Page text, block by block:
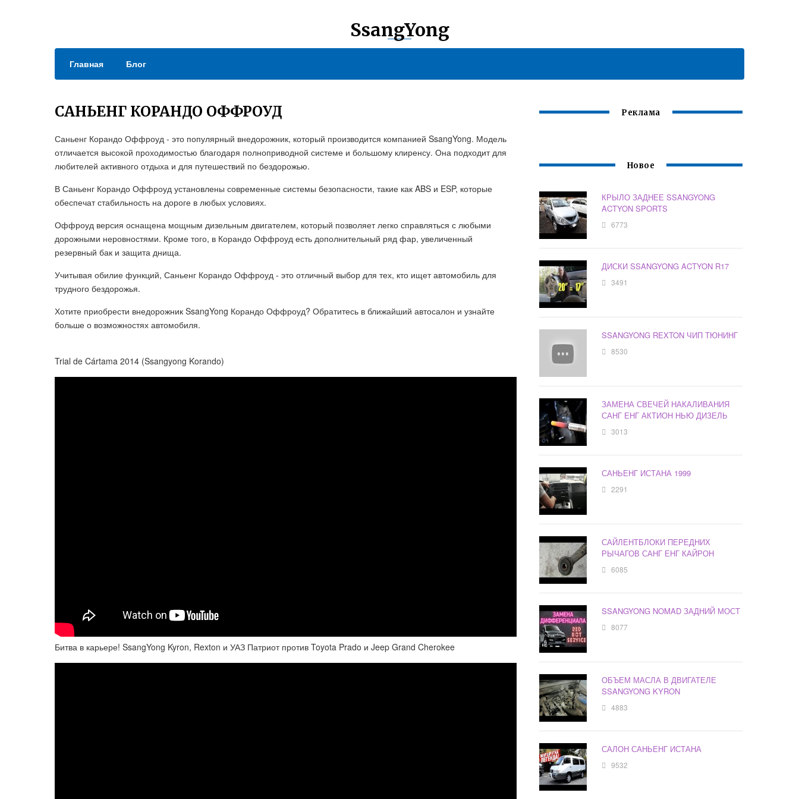
SsangYong
Главная Блог
САНЬЕНГ КОРАНДО ОФФРОУД
Саньенг Корандо Оффроуд - это популярный внедорожник, который производится компанией SsangYong. Модель
отличается высокой проходимостью благодаря полноприводной системе и большому клиренсу. Она подходит для
любителей активного отдыха и для путешествий по бездорожью.
В Саньенг Корандо Оффроуд установлены современные системы безопасности, такие как ABS и ESP, которые
обеспечат стабильность на дороге в любых условиях.
Оффроуд версия оснащена мощным дизельным двигателем, который позволяет легко справляться с любыми
дорожными неровностями. Кроме того, в Корандо Оффроуд есть дополнительный ряд фар, увеличенный
резервный бак и защита днища.
Учитывая обилие функций, Саньенг Корандо Оффроуд - это отличный выбор для тех, кто ищет автомобиль для
трудного бездорожья.
Хотите приобрести внедорожник SsangYong Корандо Оффроуд? Обратитесь в ближайший автосалон и узнайте
больше о возможностях автомобиля.
Trial de Cártama 2014 (Ssangyong Korando)
Битва в карьере! SsangYong Kyron, Rexton и УАЗ Патриот против Toyota Prado и Jeep Grand Cherokee
Реклама
Новое
КРЫЛО ЗАДНЕЕ SSANGYONG
ACTYON SPORTS
6773
ДИСКИ SSANGYONG ACTYON R17
3491
SSANGYONG REXTON ЧИП ТЮНИНГ
8530
ЗАМЕНА СВЕЧЕЙ НАКАЛИВАНИЯ
САНГ ЕНГ АКТИОН НЬЮ ДИЗЕЛЬ
3013
САНЬЕНГ ИСТАНА 1999
2291
САЙЛЕНТБЛОКИ ПЕРЕДНИХ
РЫЧАГОВ САНГ ЕНГ КАЙРОН
6085
SSANGYONG NOMAD ЗАДНИЙ МОСТ
8077
ОБЪЕМ МАСЛА В ДВИГАТЕЛЕ
SSANGYONG KYRON
4883
САЛОН САНЬЕНГ ИСТАНА
9532